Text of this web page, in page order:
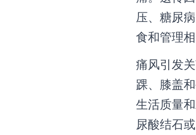
压、糖尿
食和管理
痛风引发
踝、膝盖
生活质量
尿酸结石